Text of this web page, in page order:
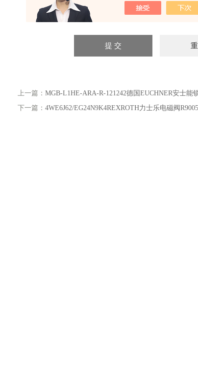
验证码：
上一篇： MGB-L1HE-ARA-R-121242德国EUCHNER安士能
下一篇： 4WE6J62/EG24N9K4REXROTH力士乐电磁阀